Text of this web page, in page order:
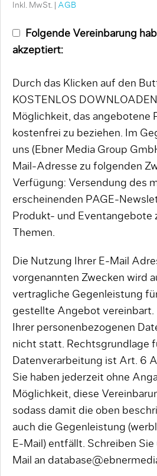
Inkl. MwSt. | AGB
Folgende Vereinbarung
akzeptiert:
Durch das Klicken auf den
KOSTENLOS
Möglichkeit, das angebotene
kostenfrei zu beziehen. Im
uns (Ebner Media Group
Mail-Adresse zu folgenden
Verfügung: Versendung des
erscheinenden PAGE-
Produkt- und Eventangebote
Themen.
Die Nutzung Ihrer E-Mail
vorgenannten Zwecken wird
vertragliche Gegenleistung
gestellte Angebot vereinbart.
Ihrer personenbezogenen
nicht statt. Rechtsgrundlage
Datenverarbeitung ist Art. 6
Sie haben jederzeit ohne
Möglichkeit, diese
sodass damit die oben
auch die Gegenleistung
E-Mail) entfällt. Schreiben
Mail an